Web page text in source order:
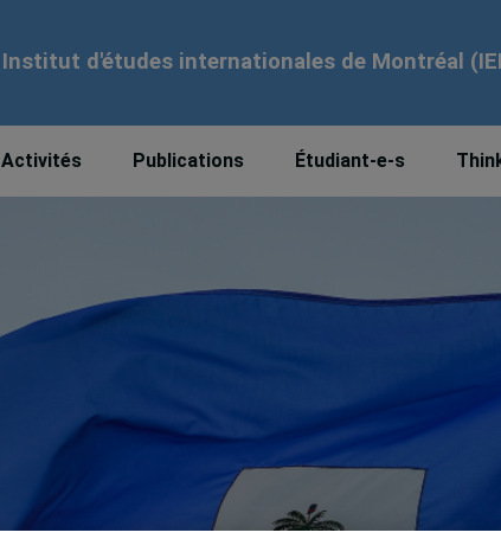
Institut d'études internationales de Montréal
Activités Publications Étudiant-e-s